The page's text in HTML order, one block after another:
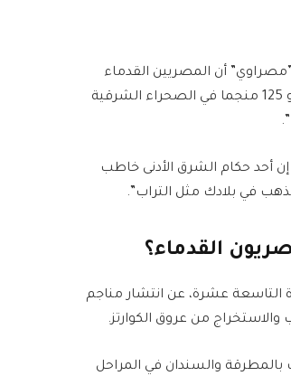
أن المصريين القدماء
كانوا من أوائل الشعوب التي اكتشفت الذهب واستعملته، حيث عُثر على نحو 125 منجما في الصحراء الشرقية
إن أحد حكام الشرق الأدنى خاطب
في بلادك مثل التراب”.
القدماء؟
التاسعة عشرة، عن انتشار مناجم
من عروق الكوارتز.
والسندان في المراحل